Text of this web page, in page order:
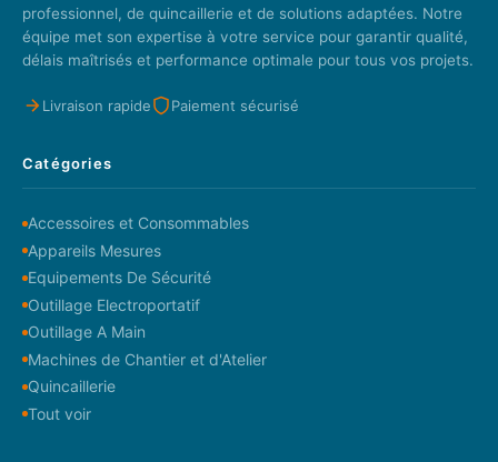
professionnel, de quincaillerie et de solutions adaptées. Notre
équipe met son expertise à votre service pour garantir qualité,
délais maîtrisés et performance optimale pour tous vos projets.
Livraison rapide Paiement sécurisé
Catégories
Accessoires et Consommables
Appareils Mesures
Equipements De Sécurité
Outillage Electroportatif
Outillage A Main
Machines de Chantier et d'Atelier
Quincaillerie
Tout voir